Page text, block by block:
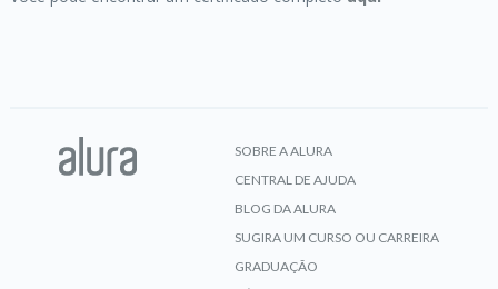
SOBRE A ALURA
CENTRAL DE AJUDA
BLOG DA ALURA
SUGIRA UM CURSO OU CARREIRA
GRADUAÇÃO